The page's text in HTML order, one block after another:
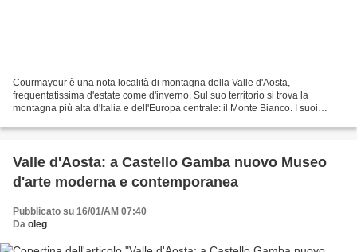
Courmayeur è una nota località di montagna della Valle d'Aosta,
frequentatissima d'estate come d'inverno. Sul suo territorio si trova la
montagna più alta d'Italia e dell'Europa centrale: il Monte Bianco. I suoi
Valle d'Aosta: a Castello Gamba nuovo Museo
d'arte moderna e contemporanea
Pubblicato su 16/01/AM 07:40
Da oleg